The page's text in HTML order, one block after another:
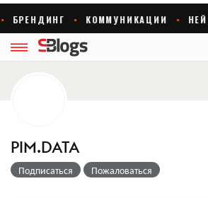
PIM.DATA
Подписаться Пожаловаться